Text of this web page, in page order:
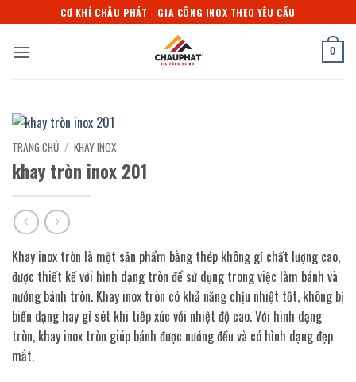
qua
CƠ KHÍ CHÂU PHÁT - GIA CÔNG INOX THEO YÊU CẦU
0
TRANG CHỦ / KHAY INOX
khay tròn inox 201
Khay inox tròn là một sản phẩm bằng thép không gỉ chất lượng cao,
được thiết kế với hình dạng tròn để sử dụng trong việc làm bánh và
nướng bánh tròn. Khay inox tròn có khả năng chịu nhiệt tốt, không bị
biến dạng hay gỉ sét khi tiếp xúc với nhiệt độ cao. Với hình dạng
tròn, khay inox tròn giúp bánh được nướng đều và có hình dạng đẹp
mắt.